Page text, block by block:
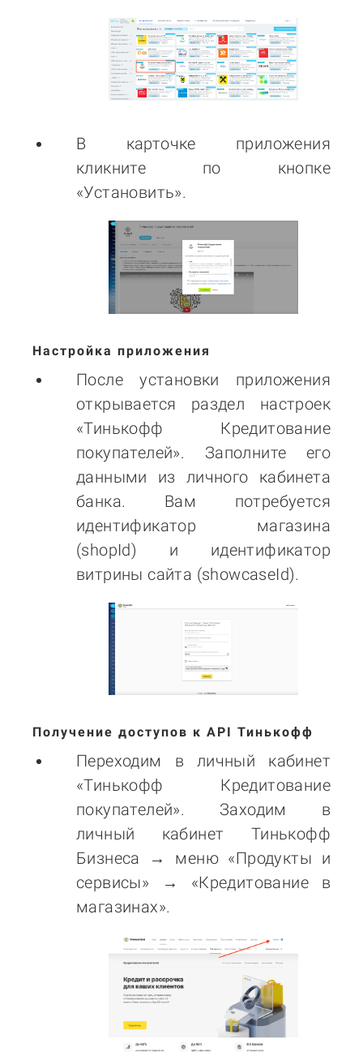
В карточке приложения
кликните по кнопке
«Установить».
Настройка приложения
После установки приложения
открывается раздел настроек
«Тинькофф Кредитование
покупателей». Заполните его
данными из личного кабинета
банка. Вам потребуется
идентификатор магазина
(shopId) и идентификатор
витрины сайта (showcaseId).
Получение доступов к API Тинькофф
Переходим в личный кабинет
«Тинькофф Кредитование
покупателей». Заходим в
личный кабинет Тинькофф
Бизнеса
→
меню «Продукты и
сервисы»
→
«Кредитование в
магазинах».